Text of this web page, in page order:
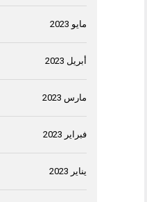
مايو 2023
أبريل 2023
مارس 2023
فبراير 2023
يناير 2023